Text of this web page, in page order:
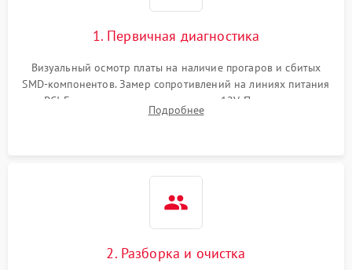
Механические повреждения
1. Первичная диагностика
Визуальный осмотр платы на наличие прогаров и сбитых
SMD-компонентов. Замер сопротивлений на линиях питания
PCI-E и дополнительных разъемах 12V. Проверка на
короткое замыкание основных дросселей питания GPU и
Подробнее
2. Разборка и очистка